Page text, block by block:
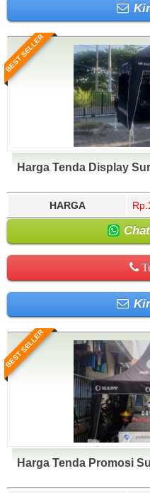
BEST SELLER
Harga Tenda Display
HARGA Rp.
BEST SELLER
Harga Tenda Promosi